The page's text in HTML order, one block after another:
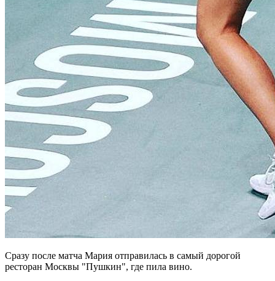
Сразу после матча Мария отправилась в самый дорогой
ресторан Москвы "Пушкин", где пила вино.